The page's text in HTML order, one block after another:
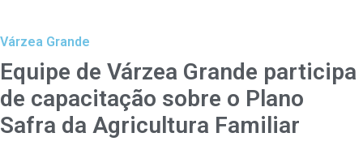
Várzea Grande
Equipe de Várzea Grande participa
de capacitação sobre o Plano
Safra da Agricultura Familiar